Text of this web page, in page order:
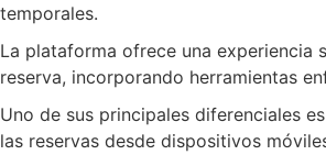
temporales.
La plataforma ofrece una experiencia
reserva, incorporando herramientas
Uno de sus principales diferenciales
las reservas desde dispositivos